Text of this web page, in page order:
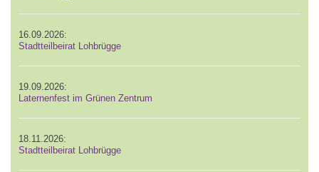
16.09.2026:
Stadtteilbeirat Lohbrügge
19.09.2026:
Laternenfest im Grünen Zentrum
18.11.2026:
Stadtteilbeirat Lohbrügge